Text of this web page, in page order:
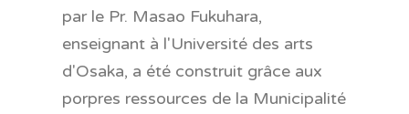
par le Pr. Masao Fukuhara,
enseignant à l'Université des arts
d'Osaka, a été construit grâce aux
porpres ressources de la Municipalité